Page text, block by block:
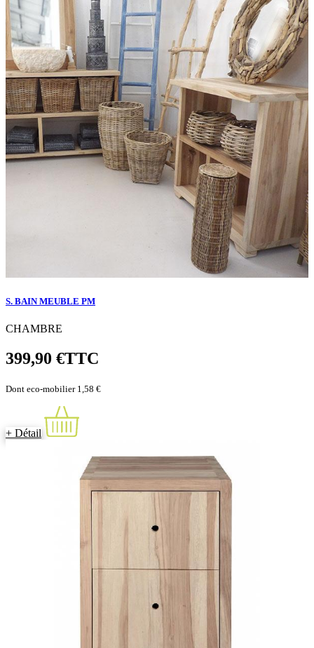
S. BAIN MEUBLE PM
CHAMBRE
399,90 €TTC
Dont eco-mobilier 1,58 €
+ Détail